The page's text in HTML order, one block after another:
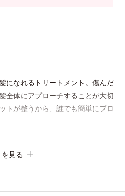
になれるトリートメント。傷んだ
全体にアプローチすることが大切
トが整うから、誰でも簡単にプロ
「18-MEA(*)」。毎日の生活の中
見る